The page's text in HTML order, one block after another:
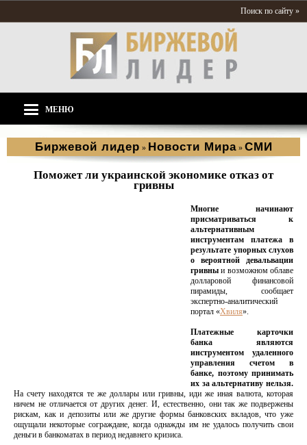
Поиск по сайту »
МЕНЮ
Биржевой лидер » Новости Мира » СМИ
Поможет ли украинской экономике отказ от
гривны
Многие начинают
присматриваться к
альтернативным
инструментам платежа в
результате упорных слухов
о вероятной девальвации
гривны и возможном облаве
долларовой финансовой
пирамиды, сообщает
экспертно-аналитический
портал «Хвиля».
Платежные карточки
банка являются
инструментом удаленного
управления счетом в
банке, поэтому принимать
их за альтернативу нельзя.
На счету находятся те же доллары или гривны, иди же иная валюта, которая
ничем не отличается от других денег. И, естественно, они так же подвержены
рискам, как и депозиты или же другие формы банковских вкладов, что уже
ощущали некоторые сограждане, когда однажды им не удалось получить свои
деньги в банкоматах в период недавнего кризиса.